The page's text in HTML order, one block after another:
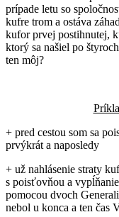
prípade letu so
kufre trom a ostáva
kufor prvej postihnutej,
ktorý sa našiel po
ten môj?
+ pred cestou som sa
prvýkrát a naposledy
+ už nahlásenie straty
s poisťovňou a
pomocou dvoch
nebol u konca a ten čas